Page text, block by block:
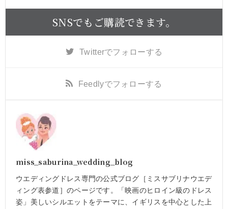
SNSでもご購読できます。
Twitterでフォローする
Feedlyでフォローする
miss_saburina_wedding_blog
ウエディングドレス専門の公式ブログ［ミスサブリナウエデ
ィング表参道］のページです。「映画のヒロイン級のドレス
姿」美しいシルエットをテーマに、イギリスを中心とした上